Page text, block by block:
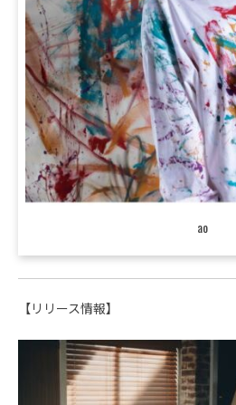
ao
【リリース情報】